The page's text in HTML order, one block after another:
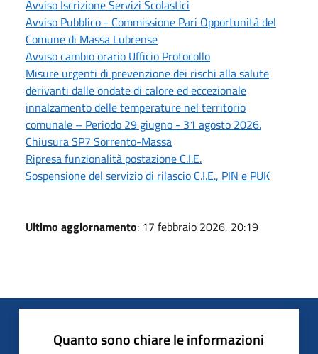
Avviso Iscrizione Servizi Scolastici
Avviso Pubblico - Commissione Pari Opportunità del
Comune di Massa Lubrense
Avviso cambio orario Ufficio Protocollo
Misure urgenti di prevenzione dei rischi alla salute
derivanti dalle ondate di calore ed eccezionale
innalzamento delle temperature nel territorio
comunale – Periodo 29 giugno - 31 agosto 2026.
Chiusura SP7 Sorrento-Massa
Ripresa funzionalità postazione C.I.E.
Sospensione del servizio di rilascio C.I.E., PIN e PUK
Ultimo aggiornamento: 17 febbraio 2026, 20:19
Quanto sono chiare le informazioni